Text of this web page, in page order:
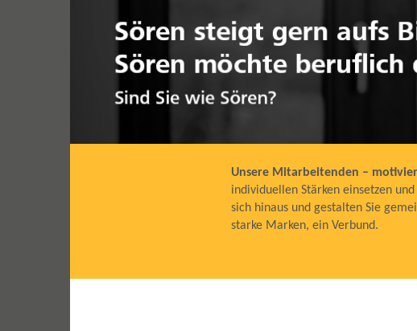
Unsere Mitarbeitenden –
individuellen Stärken einsetzen
sich hinaus und gestalten Sie
starke Marken, ein Verbund.